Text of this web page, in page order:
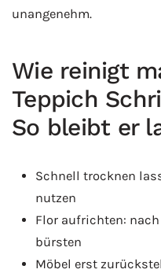
unangenehm.
Wie reinigt
Teppich
So bleibt er
Schnell trocknen
nutzen
Flor aufrichten:
bürsten
Möbel erst